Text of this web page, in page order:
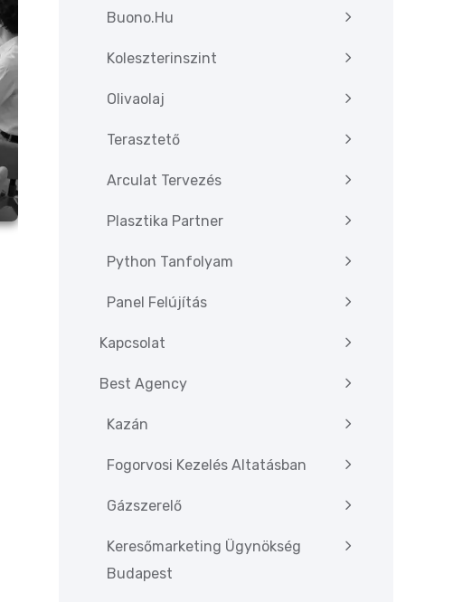
Buono.hu
Koleszterinszint
Olivaolaj
Terasztető
Arculat Tervezés
Plasztika Partner
Python Tanfolyam
Panel Felújítás
Kapcsolat
Best Agency
Kazán
Fogorvosi Kezelés Altatásban
Gázszerelő
Keresőmarketing Ügynökség
Budapest